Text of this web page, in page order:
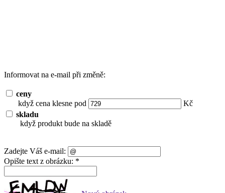
Informovat na e-mail při změně:
ceny
když cena klesne pod
Kč
skladu
když produkt bude na skladě
Zadejte Váš e-mail:
Opište text z obrázku: *